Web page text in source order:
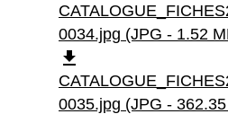
0034.jpg (JPG - 1.52
file_download
0035.jpg (JPG -